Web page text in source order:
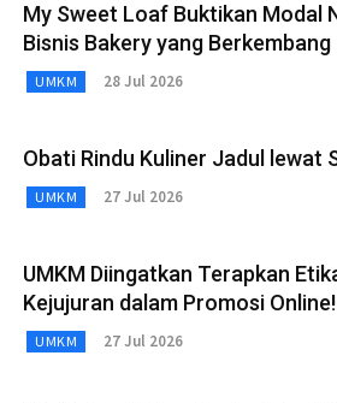
My Sweet Loaf Buktikan Modal
Bisnis Bakery yang Berkembang
UMKM 28 Jul 2026
Obati Rindu Kuliner Jadul lewat
UMKM 27 Jul 2026
UMKM Diingatkan Terapkan
Kejujuran dalam Promosi Online!
UMKM 27 Jul 2026